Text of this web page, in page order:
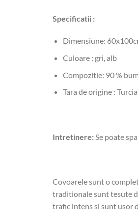
Specificatii :
Dimensiune:
Culoare : gri, alb
Compozitie: 90 %
Tara de origine : Turcia
Intretinere: Se poate
Covoarele sunt o
traditionale sunt tesute
trafic intens si sunt usor